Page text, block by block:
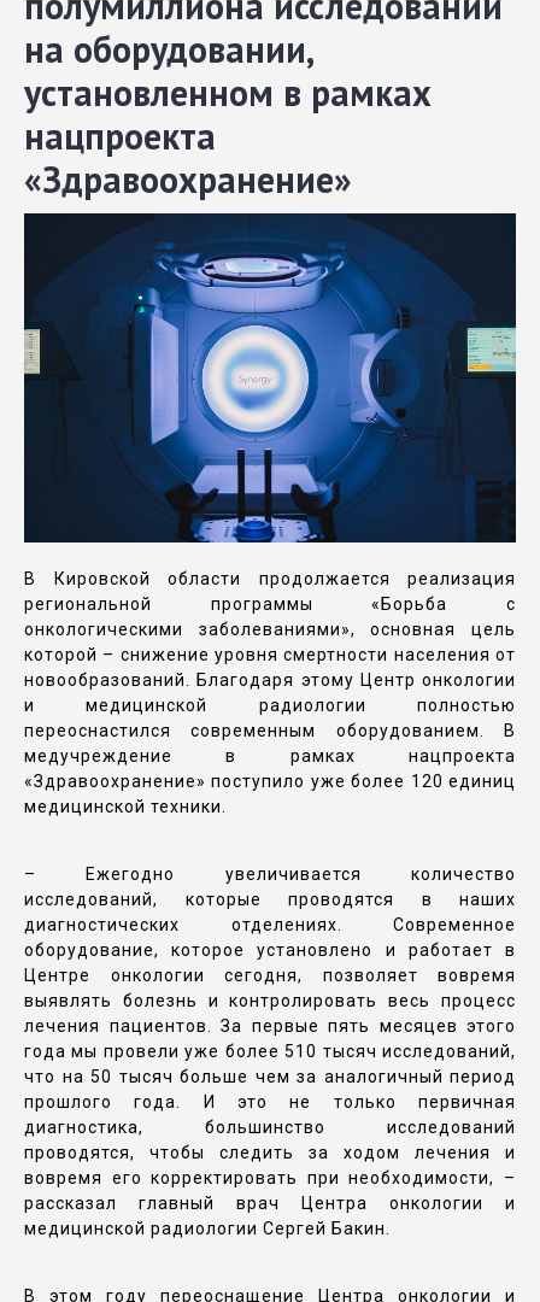
на оборудовании,
установленном в рамках
нацпроекта
«Здравоохранение»
В Кировской области продолжается реализация
региональной программы «Борьба с
онкологическими заболеваниями», основная цель
которой – снижение уровня смертности населения от
новообразований. Благодаря этому Центр онкологии
и медицинской радиологии полностью
переоснастился современным оборудованием. В
медучреждение в рамках нацпроекта
«Здравоохранение» поступило уже более 120 единиц
медицинской техники.
– Ежегодно увеличивается количество
исследований, которые проводятся в наших
диагностических отделениях. Современное
оборудование, которое установлено и работает в
Центре онкологии сегодня, позволяет вовремя
выявлять болезнь и контролировать весь процесс
лечения пациентов. За первые пять месяцев этого
года мы провели уже более 510 тысяч исследований,
что на 50 тысяч больше чем за аналогичный период
прошлого года. И это не только первичная
диагностика, большинство исследований
проводятся, чтобы следить за ходом лечения и
вовремя его корректировать при необходимости, –
рассказал главный врач Центра онкологии и
медицинской радиологии Сергей Бакин.
В этом году переоснащение Центра онкологии и